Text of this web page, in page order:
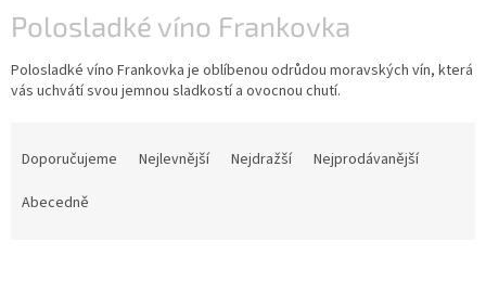
Hroznový
Naši
novinky
Bílé
Polosladké víno Frankovka
Polosladké víno Frankovka je oblíbenou odrůdou moravských vín, která
vás uchvátí svou jemnou sladkostí a ovocnou chutí.
Doporučujeme Nejlevnější Nejdražší
Nejprodávanější
Abecedně